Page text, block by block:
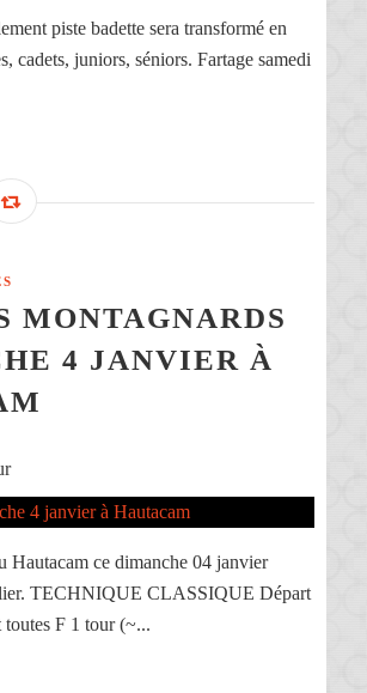
piste badette sera transformé en
cadets, juniors, séniors. Fartage samedi
MONTAGNARDS
4 JANVIER À
Hautacam ce dimanche 04 janvier
TECHNIQUE CLASSIQUE Départ
F 1 tour (~...